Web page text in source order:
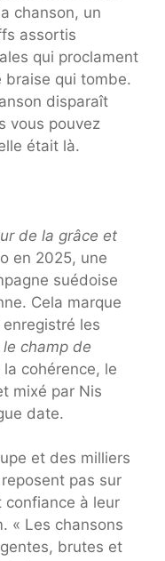
chanson, un
assortis
qui proclament
braise qui tombe.
disparaît
vous pouvez
était là.
de la grâce et
en 2025, une
suédoise
Cela marque
les
champ de
cohérence, le
mixé par Nis
date.
et des milliers
pas sur
confiance à leur
« Les chansons
brutes et